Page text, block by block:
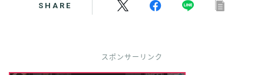
SHARE
スポンサーリンク